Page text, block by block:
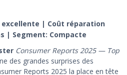
| Coût réparation
| Segment: Compacte
Consumer Reports 2025 — Top
des grandes surprises des
Reports 2025 la place en tête